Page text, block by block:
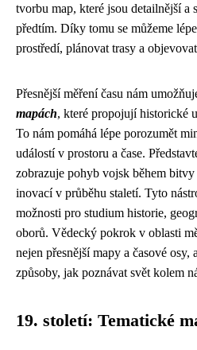
tvorbu map, které jsou detailnější
předtím. Díky tomu se můžeme
prostředí, plánovat trasy a
Přesnější měření času nám
mapách, které propojují historické
To nám pomáhá lépe porozumět
událostí v prostoru a čase.
zobrazuje pohyb vojsk během
inovací v průběhu staletí. Tyto
možnosti pro studium historie,
oborů. Vědecký pokrok v oblasti
nejen přesnější mapy a časové
způsoby, jak poznávat svět kolem
19. století: Tematické